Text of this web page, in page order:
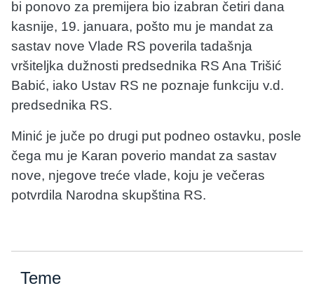
bi ponovo za premijera bio izabran četiri dana
kasnije, 19. januara, pošto mu je mandat za
sastav nove Vlade RS poverila tadašnja
vršiteljka dužnosti predsednika RS Ana Trišić
Babić, iako Ustav RS ne poznaje funkciju v.d.
predsednika RS.
Minić je juče po drugi put podneo ostavku, posle
čega mu je Karan poverio mandat za sastav
nove, njegove treće vlade, koju je večeras
potvrdila Narodna skupština RS.
Teme